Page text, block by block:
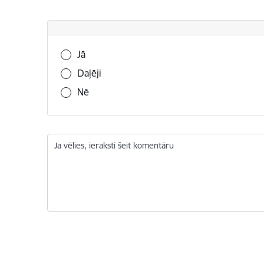
Vai šī informācija bija noderīga?
Jā
Daļēji
Nē
Ja vēlies, ieraksti šeit komentāru